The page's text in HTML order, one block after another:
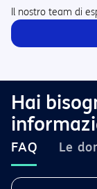
Il nostro team di
Hai
FAQ Le